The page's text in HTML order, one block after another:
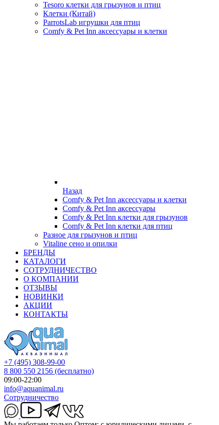
Tesoro клетки для грызунов и птиц
Клетки (Китай)
ParrotsLab игрушки для птиц
Comfy & Pet Inn аксессуары и клетки
Назад
Comfy & Pet Inn аксессуары и клетки
Comfy & Pet Inn аксессуары
Comfy & Pet Inn клетки для грызунов
Comfy & Pet Inn клетки для птиц
Разное для грызунов и птиц
Vitaline сено и опилки
БРЕНДЫ
КАТАЛОГИ
СОТРУДНИЧЕСТВО
О КОМПАНИИ
ОТЗЫВЫ
НОВИНКИ
АКЦИИ
КОНТАКТЫ
+7 (495) 308-99-00
8 800 550 2156 (бесплатно)
09:00-22:00
info@aquanimal.ru
Сотрудничество